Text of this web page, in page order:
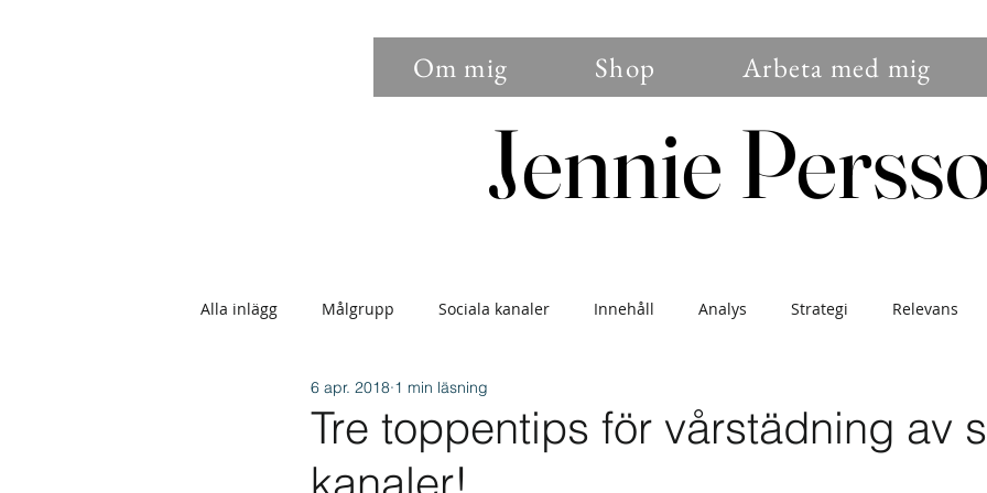
Om mig Shop Arbeta med mig
Jennie
Jennie
Alla inlägg Målgrupp Sociala kanaler Innehåll Analys Strategi Relevans
Sökbarhet Bilder Annonser
Epostmarknadsföring Engagemang
Tre toppentips för vårstädning av
6 apr. 2018 1 min läsning